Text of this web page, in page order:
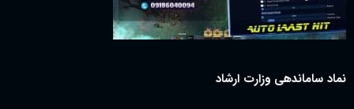
نماد ساماندهی وزارت ارشاد